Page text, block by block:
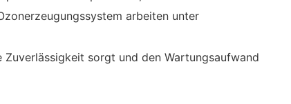
arbeiten unter
sorgt und den Wartungsaufwand